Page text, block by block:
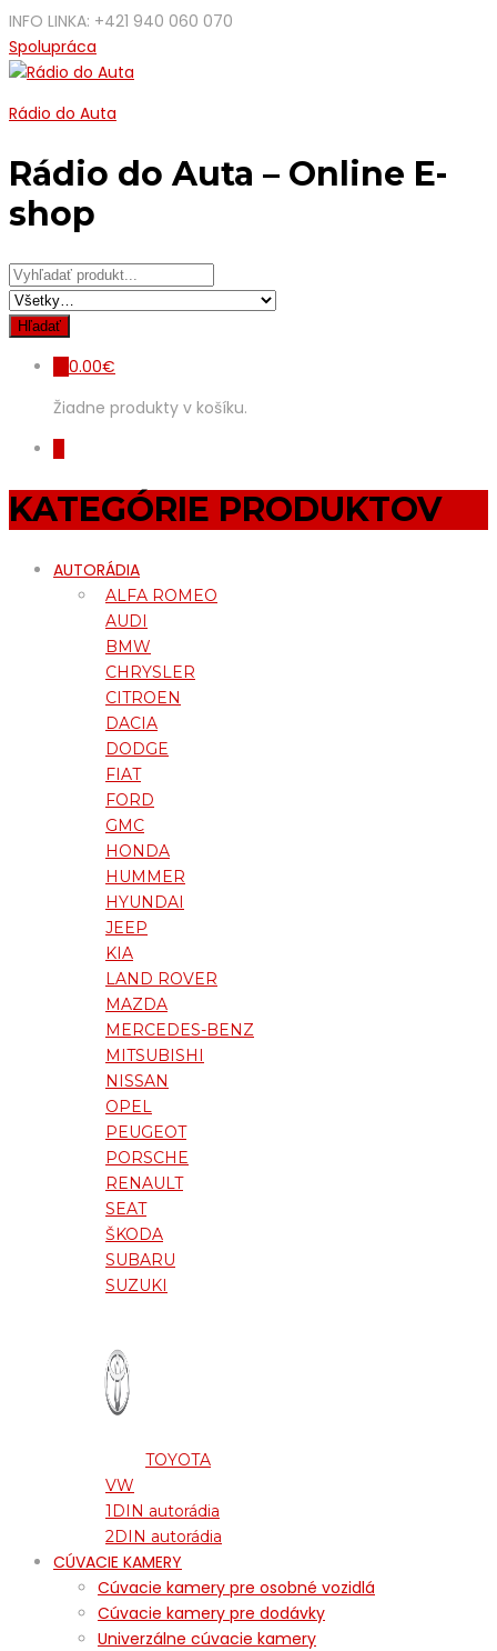
INFO LINKA: +421 940 060 070
Spolupráca
Rádio do Auta
Rádio do Auta – Online E-
shop
0.00€
Žiadne produkty v košíku.
KATEGÓRIE PRODUKTOV
AUTORÁDIA
ALFA ROMEO
AUDI
BMW
CHRYSLER
CITROEN
DACIA
DODGE
FIAT
FORD
GMC
HONDA
HUMMER
HYUNDAI
JEEP
KIA
LAND ROVER
MAZDA
MERCEDES-BENZ
MITSUBISHI
NISSAN
OPEL
PEUGEOT
PORSCHE
RENAULT
SEAT
ŠKODA
SUBARU
SUZUKI
TOYOTA
VW
1DIN autorádia
2DIN autorádia
CÚVACIE KAMERY
Cúvacie kamery pre osobné vozidlá
Cúvacie kamery pre dodávky
Univerzálne cúvacie kamery